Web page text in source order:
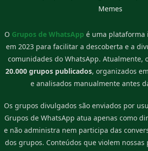
Memes
O Grupos de WhatsApp é uma plataforma
em 2023 para facilitar a descoberta e a
comunidades do WhatsApp. Atualmente,
20.000 grupos publicados, organizados
e analisados manualmente antes
Os grupos divulgados são enviados por
Grupos de WhatsApp atua apenas como
e não administra nem participa das
dos grupos. Conteúdos que violem